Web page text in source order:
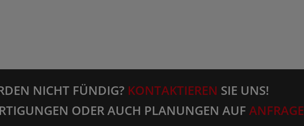
NICHT FÜNDIG? KONTAKTIEREN SIE UNS!
ODER AUCH PLANUNGEN AUF ANFRAGE